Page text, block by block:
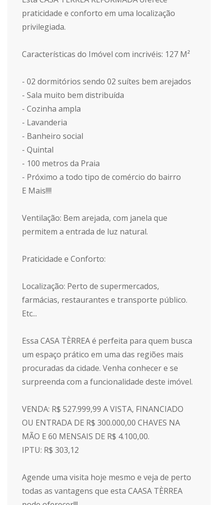
praticidade e conforto em uma localização
privilegiada.
Características do Imóvel com incrivéis: 127 M²
- 02 dormitórios sendo 02 suítes bem arejados
- Sala muito bem distribuída
- Cozinha ampla
- Lavanderia
- Banheiro social
- Quintal
- 100 metros da Praia
- Próximo a todo tipo de comércio do bairro
E Mais!!!!
Ventilação: Bem arejada, com janela que
permitem a entrada de luz natural.
Praticidade e Conforto:
Localização: Perto de supermercados,
farmácias, restaurantes e transporte público.
Etc...
Essa CASA TÈRREA é perfeita para quem busca
um espaço prático em uma das regiões mais
procuradas da cidade. Venha conhecer e se
surpreenda com a funcionalidade deste imóvel.
VENDA: R$ 527.999,99 A VISTA, FINANCIADO
OU ENTRADA DE R$ 300.000,00 CHAVES NA
MÃO E 60 MENSAIS DE R$ 4.100,00.
IPTU: R$ 303,12
Agende uma visita hoje mesmo e veja de perto
todas as vantagens que esta CAASA TÈRREA